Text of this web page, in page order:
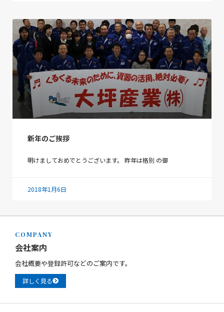
新年のご挨拶
明けましておめでとうございます。 昨年は格別 の御
2018年1月6日
COMPANY
会社案内
会社概要や登録許可などのご案内です。
詳しく見る